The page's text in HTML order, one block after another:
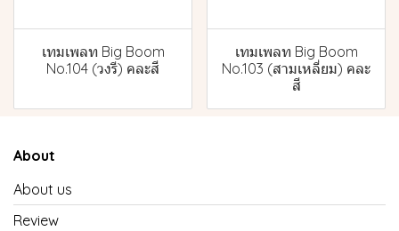
เทมเพลท Big Boom
No.104 (วงรี) คละสี
เทมเพลท Big Boom
No.103 (สามเหลี่ยม) คละ
สี
About
About us
Review